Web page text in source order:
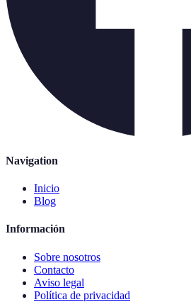
Navigation
Inicio
Blog
Información
Sobre nosotros
Contacto
Aviso legal
Política de privacidad